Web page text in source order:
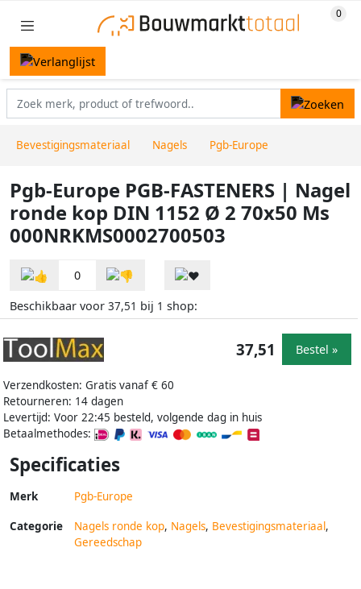
Bevestigingsmateriaal Nagels Pgb-Europe
Pgb-Europe PGB-FASTENERS | Nagel
ronde kop DIN 1152 Ø 2 70x50 Ms
000NRKMS0002700503
0
Beschikbaar voor 37,51 bij 1 shop:
Verzendkosten: Gratis vanaf € 60
Retourneren: 14 dagen
Levertijd: Voor 22:45 besteld, volgende dag in huis
Betaalmethodes:
37,51 Bestel »
Specificaties
Merk Pgb-Europe
Categorie Nagels ronde kop, Nagels, Bevestigingsmateriaal,
Gereedschap